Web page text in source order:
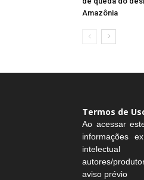
Amazônia
Termos de
Ao acessar
informações
intelectual
autores/
aviso prévio